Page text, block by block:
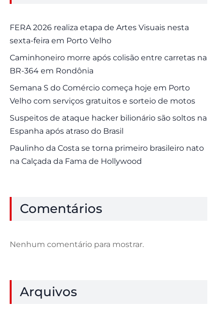
FERA 2026 realiza etapa de Artes Visuais nesta
sexta-feira em Porto Velho
Caminhoneiro morre após colisão entre carretas na
BR-364 em Rondônia
Semana S do Comércio começa hoje em Porto
Velho com serviços gratuitos e sorteio de motos
Suspeitos de ataque hacker bilionário são soltos na
Espanha após atraso do Brasil
Paulinho da Costa se torna primeiro brasileiro nato
na Calçada da Fama de Hollywood
Comentários
Nenhum comentário para mostrar.
Arquivos